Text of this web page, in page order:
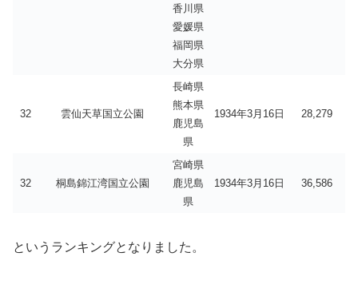
香川県
愛媛県
福岡県
大分県
32 雲仙天草国立公園
長崎県
熊本県
鹿児島
県
1934年3月16日 28,279
32 桐島錦江湾国立公園
宮崎県
鹿児島
県
1934年3月16日 36,586
というランキングとなりました。